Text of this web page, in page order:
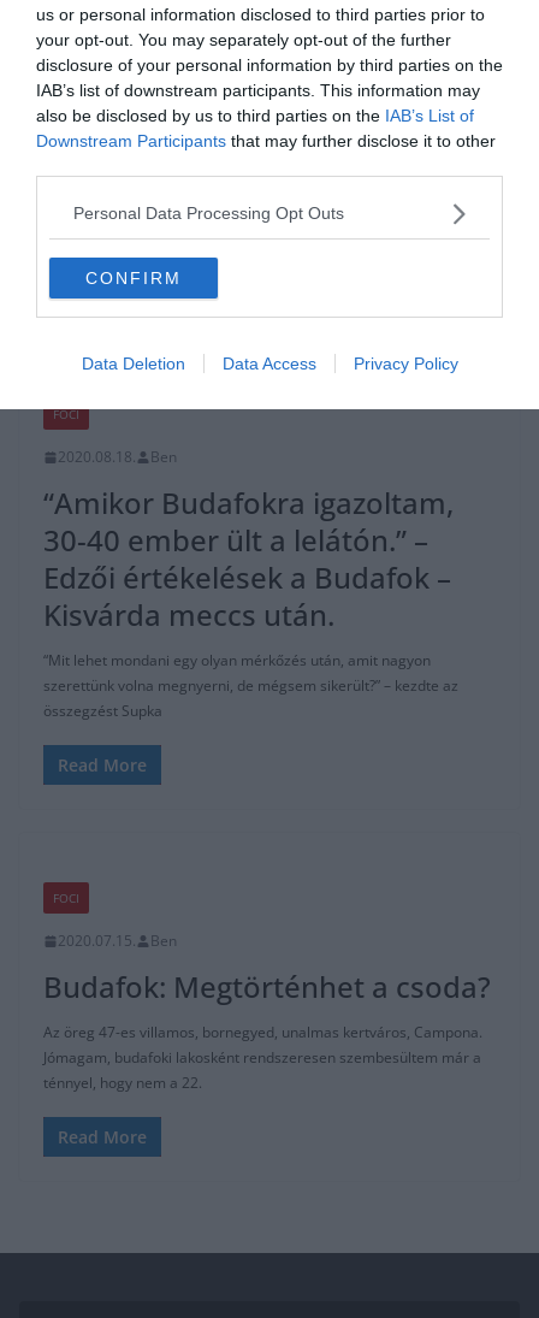
us or personal information disclosed to third parties prior to
your opt-out. You may separately opt-out of the further
disclosure of your personal information by third parties on the
IAB’s list of downstream participants. This information may
also be disclosed by us to third parties on the IAB’s List of
Downstream Participants that may further disclose it to other
Personal Data Processing Opt Outs
CONFIRM
Data Deletion Data Access Privacy Policy
UNCATEGORIZED
2020.08.30. Ben
Kiütötte a Fehérvár a Budafokot
Nem várt eredményt hozott a Budafoki MTE és a MOL Fehérvár
összecsapása a Promontor Utcai Stadionban. Az eltiltását töltő
Read More
FOCI
2020.08.18. Ben
“Amikor Budafokra igazoltam,
30-40 ember ült a lelátón.” –
Edzői értékelések a Budafok –
Kisvárda meccs után.
“Mit lehet mondani egy olyan mérkőzés után, amit nagyon
szerettünk volna megnyerni, de mégsem sikerült?” – kezdte az
összegzést Supka
Read More
FOCI
2020.07.15. Ben
Budafok: Megtörténhet a csoda?
Az öreg 47-es villamos, bornegyed, unalmas kertváros, Campona.
Jómagam, budafoki lakosként rendszeresen szembesültem már a
ténnyel, hogy nem a 22.
Read More